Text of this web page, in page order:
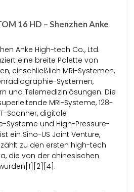
16 HD – Shenzhen Anke
Anke High-tech Co., Ltd.
eine breite Palette von
einschließlich MRI-Systemen,
Systemen,
und Telemedizinlösungen. Die
MRI-Systeme, 128-
Scanner, digitale
Systeme und High-Pressure-
ein Sino-US Joint Venture,
zu den ersten high-tech
die von der chinesischen